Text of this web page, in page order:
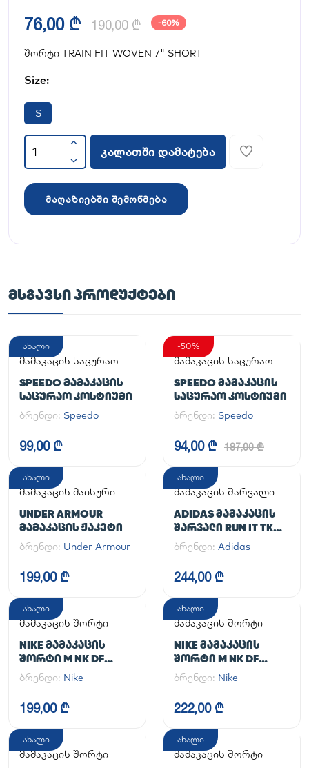
76,00 ₾ 190,00 ₾ -60%
შორტი TRAIN FIT WOVEN 7" SHORT
Size:
S
კალათში დამატება
მაღაზიებში შემოწმება
ᲛᲡᲒᲐᲕᲡᲘ ᲞᲠᲝᲓᲣᲥᲢᲔᲑᲘ
ახალი
მამაკაცის საცურაო
SPEEDO ᲛᲐᲛᲐᲙᲐᲪᲘᲡ
ᲡᲐᲪᲣᲠᲐᲝ ᲙᲝᲡᲢᲘᲣᲛᲘ
ბრენდი: Speedo
99,00 ₾
-50%
მამაკაცის საცურაო
SPEEDO ᲛᲐᲛᲐᲙᲐᲪᲘᲡ
ᲡᲐᲪᲣᲠᲐᲝ ᲙᲝᲡᲢᲘᲣᲛᲘ
ბრენდი: Speedo
94,00 ₾ 187,00 ₾
ახალი
მამაკაცის მაისური
UNDER ARMOUR
ᲛᲐᲛᲐᲙᲐᲪᲘᲡ ᲟᲐᲙᲔᲢᲘ
ბრენდი: Under Armour
199,00 ₾
ახალი
მამაკაცის შარვალი
ADIDAS ᲛᲐᲛᲐᲙᲐᲪᲘᲡ
ᲨᲐᲠᲕᲐᲚᲘ RUN IT TKO
PANT
ბრენდი: Adidas
244,00 ₾
ახალი
მამაკაცის შორტი
NIKE ᲛᲐᲛᲐᲙᲐᲪᲘᲡ
ᲨᲝᲠᲢᲘ M NK DF
UNLIMITED WVN 7IN
ბრენდი: Nike
199,00 ₾
ახალი
მამაკაცის შორტი
NIKE ᲛᲐᲛᲐᲙᲐᲪᲘᲡ
ᲨᲝᲠᲢᲘ M NK DF
UNLIMITED WVN 7IN
2IN1
ბრენდი: Nike
222,00 ₾
ახალი
მამაკაცის შორტი
ახალი
მამაკაცის შორტი